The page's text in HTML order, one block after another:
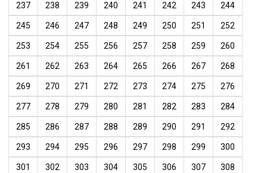
237 238 239 240 241 242 243 244
245 246 247 248 249 250 251 252
253 254 255 256 257 258 259 260
261 262 263 264 265 266 267 268
269 270 271 272 273 274 275 276
277 278 279 280 281 282 283 284
285 286 287 288 289 290 291 292
293 294 295 296 297 298 299 300
301 302 303 304 305 306 307 308